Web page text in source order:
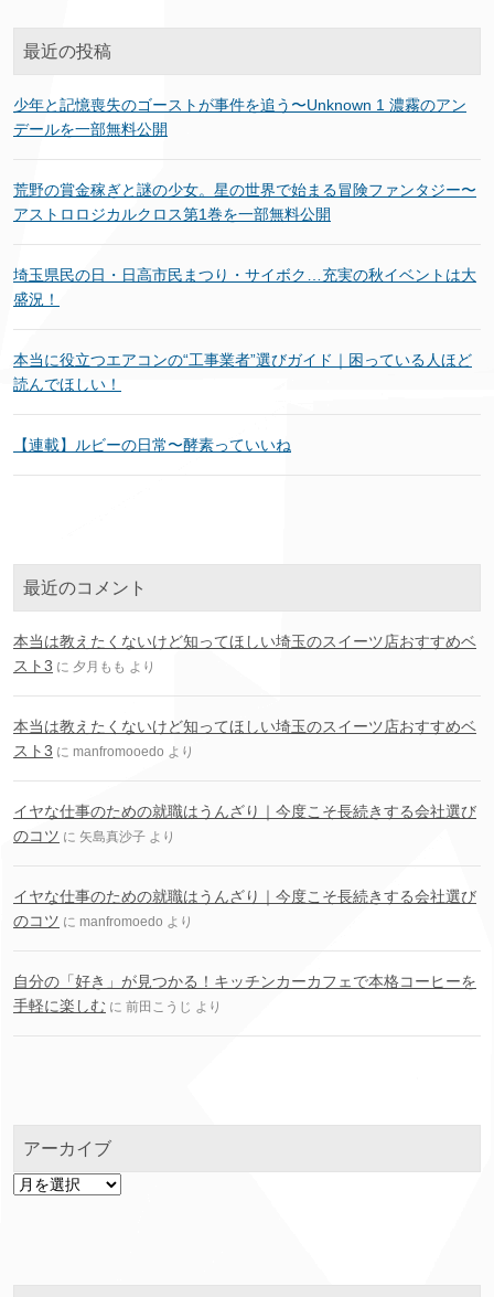
最近の投稿
少年と記憶喪失のゴーストが事件を追う〜Unknown 1 濃霧のアン
デールを一部無料公開
荒野の賞金稼ぎと謎の少女。星の世界で始まる冒険ファンタジー〜
アストロロジカルクロス第1巻を一部無料公開
埼玉県民の日・日高市民まつり・サイボク…充実の秋イベントは大
盛況！
本当に役立つエアコンの“工事業者”選びガイド｜困っている人ほど
読んでほしい！
【連載】ルビーの日常〜酵素っていいね
最近のコメント
本当は教えたくないけど知ってほしい埼玉のスイーツ店おすすめベ
スト3 に 夕月もも より
本当は教えたくないけど知ってほしい埼玉のスイーツ店おすすめベ
スト3 に manfromooedo より
イヤな仕事のための就職はうんざり｜今度こそ長続きする会社選び
のコツ に 矢島真沙子 より
イヤな仕事のための就職はうんざり｜今度こそ長続きする会社選び
のコツ に manfromoedo より
自分の「好き」が見つかる！キッチンカーカフェで本格コーヒーを
手軽に楽しむ に 前田こうじ より
アーカイブ
ア